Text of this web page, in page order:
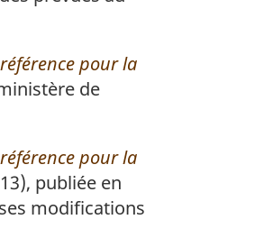
pour la
de
pour la
publiée en
modifications